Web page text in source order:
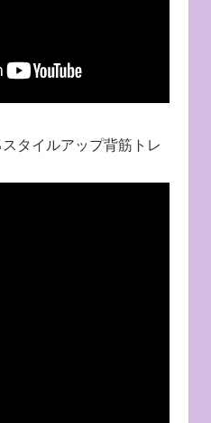
タイルアップ背筋トレ